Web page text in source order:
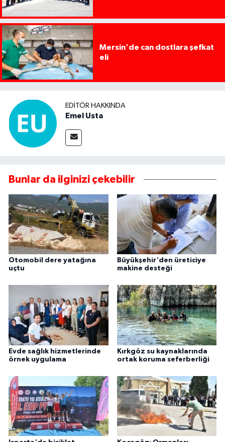
Mersin'de can dostlara şefkat
eli
EDITÖR HAKKINDA
Emel Usta
Bunlar da ilginizi çekebilir
Otomobil dere yatağına
uçtu
Büyükşehir'den üreticiye
makine desteği
Evde sağlık hizmetlerinde
örnek uygulama
Kırkgöz su kaynaklarında
ortak koruma seferberliği